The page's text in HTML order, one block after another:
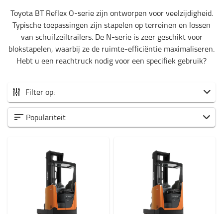
Toyota BT Reflex O-serie zijn ontworpen voor veelzijdigheid.
Typische toepassingen zijn stapelen op terreinen en lossen
van schuifzeiltrailers. De N-serie is zeer geschikt voor
blokstapelen, waarbij ze de ruimte-efficiëntie maximaliseren.
Hebt u een reachtruck nodig voor een specifiek gebruik?
Filter op:
Alle Reachtrucks
Specifieke toepassing
Capaciteit (kg)
Populariteit